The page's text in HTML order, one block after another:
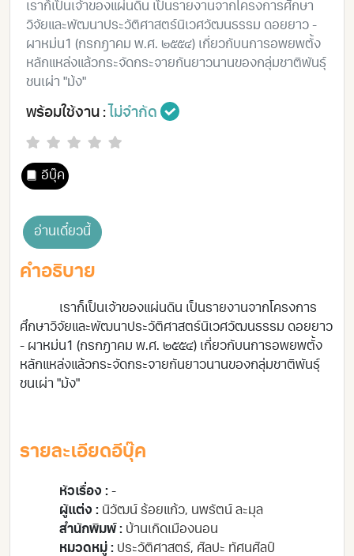
เราก็เป็นเจ้าของแผ่นดิน เป็นรายงานจากโครงการศึกษา
วิจัยและพัฒนาประวัติศาสตร์นิเวศวัฒนธรรม ดอยยาว -
ผาหม่น1 (กรกฎาคม พ.ศ. ๒๕๕๔) เกี่ยวกับนการอพยพตั้ง
หลักแหล่งแล้วกระจัดกระจายกันยาวนานของกลุ่มชาติพันธุ์
ชนเผ่า "ม้ง"
พร้อมใช้งาน : ไม่จำกัด
อีบุ๊ค
อ่านเดี๋ยวนี้
คำอธิบาย
เราก็เป็นเจ้าของแผ่นดิน เป็นรายงานจากโครงการ
ศึกษาวิจัยและพัฒนาประวัติศาสตร์นิเวศวัฒนธรรม ดอยยาว
- ผาหม่น1 (กรกฎาคม พ.ศ. ๒๕๕๔) เกี่ยวกับนการอพยพตั้ง
หลักแหล่งแล้วกระจัดกระจายกันยาวนานของกลุ่มชาติพันธุ์
ชนเผ่า "ม้ง"
รายละเอียดอีบุ๊ค
หัวเรื่อง : -
ผู้แต่ง : นิวัฒน์ ร้อยแก้ว, นพรัตน์ ละมุล
สำนักพิมพ์ : บ้านเกิดเมืองนอน
หมวดหมู่ : ประวัติศาสตร์, ศิลปะ ทัศนศิลป์